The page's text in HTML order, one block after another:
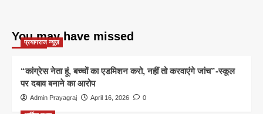
You may have missed
प्रयागराज न्यूज़
“कांग्रेस नेता हूं, बच्चों का एडमिशन करो, नहीं तो करवाएंगे जांच”-स्कूल
पर दबाव बनाने का आरोप
Admin Prayagraj April 16, 2026 0